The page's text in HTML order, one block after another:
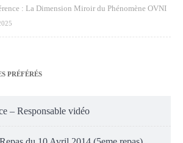
: La Dimension Miroir du Phénomène OVNI
PRÉFÉRÉS
– Responsable vidéo